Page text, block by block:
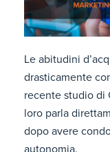
Le abitudini
drasticamente
recente studio di
loro parla
dopo avere
autonomia.